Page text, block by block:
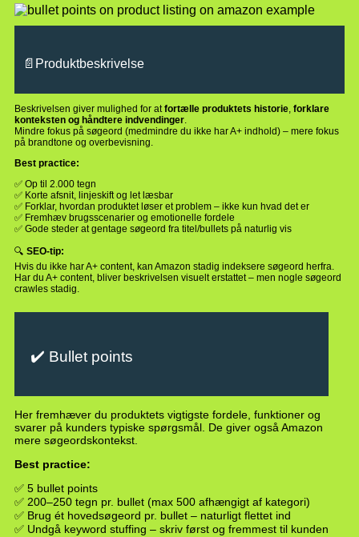
📄Produktbeskrivelse
Beskrivelsen giver mulighed for atfortælle produktets historie forklare
konteksten og håndtere indvendinger
Mindre fokus på søgeord (medmindre du ikke har A+ indhold) – mere fokus
på brandtone og overbevisning.
Best practice:
✅ Op til 2.000 tegn
✅ Korte afsnit, linjeskift og let læsbar
✅ Forklar, hvordan produktet løser et problem – ikke kun hvad det er
✅ Fremhæv brugsscenarier og emotionelle fordele
✅ Gode steder at gentage søgeord fra titel/bullets på naturlig vis
🔍 SEO-tip:
Hvis du ikke har A+ content, kan Amazon stadig indeksere søgeord herfra.
Har du A+ content, bliver beskrivelsen visuelt erstattet – men nogle søgeord
crawles stadig.
✔️ Bullet points
Her fremhæver du produktets vigtigste fordele, funktioner og
svarer på kunders typiske spørgsmål. De giver også Amazon
mere søgeordskontekst.
Best practice:
✅ 5 bullet points
✅ 200–250 tegn pr. bullet (max 500 afhængigt af kategori)
✅ Brug ét hovedsøgeord pr. bullet – naturligt flettet ind
✅ Undgå keyword stuffing – skriv først og fremmest til kunden